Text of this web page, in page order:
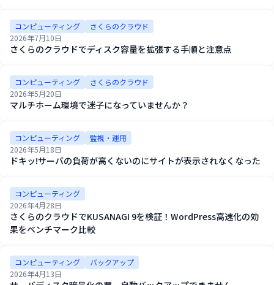
コンピューティング
さくらのクラウド
2026年7月10日
さくらのクラウドでディスク容量を拡張する手順と注意点
コンピューティング
さくらのクラウド
2026年5月20日
マルチホーム環境で迷子になっていませんか？
コンピューティング
監視・運用
2026年5月18日
ドキッ!サーバの負荷が高くないのにサイトが表示されなくなった
コンピューティング
2026年4月28日
さくらのクラウドでKUSANAGI 9を検証！WordPress高速化の効
果をベンチマーク比較
コンピューティング
バックアップ
2026年4月13日